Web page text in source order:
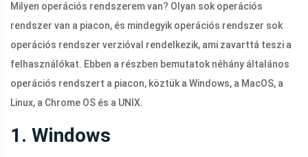
Milyen operációs rendszerem van? Olyan sok operációs
rendszer van a piacon, és mindegyik operációs rendszer sok
operációs rendszer verzióval rendelkezik, ami zavarttá teszi a
felhasználókat. Ebben a részben bemutatok néhány általános
operációs rendszert a piacon, köztük a Windows, a MacOS, a
Linux, a Chrome OS és a UNIX.
1. Windows